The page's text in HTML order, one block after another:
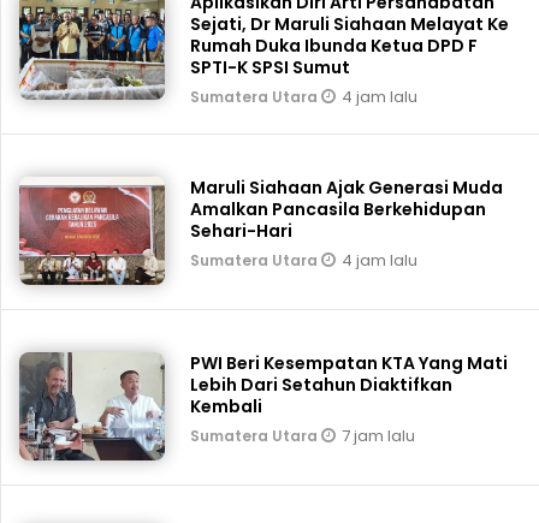
Sejati, Dr Maruli Siahaan Melayat Ke
Rumah Duka Ibunda Ketua DPD F
SPTI-K SPSI Sumut
Sumatera Utara 4 jam lalu
Maruli Siahaan Ajak Generasi Muda
Amalkan Pancasila Berkehidupan
Sehari-Hari
Sumatera Utara 4 jam lalu
PWI Beri Kesempatan KTA Yang Mati
Lebih Dari Setahun Diaktifkan
Kembali
Sumatera Utara 7 jam lalu